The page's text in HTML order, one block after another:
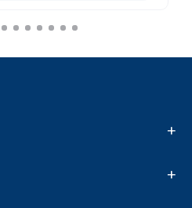
+
+